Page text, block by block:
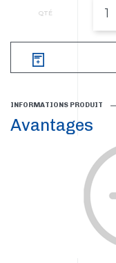
QTÉ
INFORMATIONS PRODUIT
Avantages